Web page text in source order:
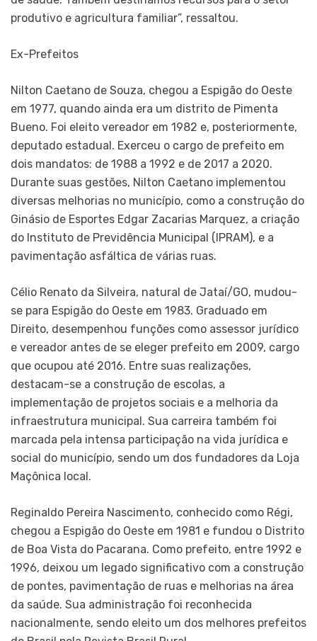
produtivo e agricultura familiar”, ressaltou.
Ex-Prefeitos
Nilton Caetano de Souza, chegou a Espigão do Oeste
em 1977, quando ainda era um distrito de Pimenta
Bueno. Foi eleito vereador em 1982 e, posteriormente,
deputado estadual. Exerceu o cargo de prefeito em
dois mandatos: de 1988 a 1992 e de 2017 a 2020.
Durante suas gestões, Nilton Caetano implementou
diversas melhorias no município, como a construção do
Ginásio de Esportes Edgar Zacarias Marquez, a criação
do Instituto de Previdência Municipal (IPRAM), e a
pavimentação asfáltica de várias ruas.
Célio Renato da Silveira, natural de Jataí/GO, mudou-
se para Espigão do Oeste em 1983. Graduado em
Direito, desempenhou funções como assessor jurídico
e vereador antes de se eleger prefeito em 2009, cargo
que ocupou até 2016. Entre suas realizações,
destacam-se a construção de escolas, a
implementação de projetos sociais e a melhoria da
infraestrutura municipal. Sua carreira também foi
marcada pela intensa participação na vida jurídica e
social do município, sendo um dos fundadores da Loja
Maçônica local.
Reginaldo Pereira Nascimento, conhecido como Régi,
chegou a Espigão do Oeste em 1981 e fundou o Distrito
de Boa Vista do Pacarana. Como prefeito, entre 1992 e
1996, deixou um legado significativo com a construção
de pontes, pavimentação de ruas e melhorias na área
da saúde. Sua administração foi reconhecida
nacionalmente, sendo eleito um dos melhores prefeitos